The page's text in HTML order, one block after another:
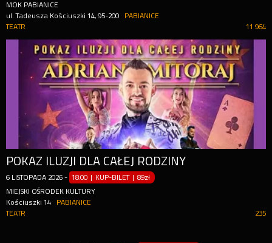
MOK PABIANICE
ul. Tadeusza Kościuszki 14, 95-200
PABIANICE
11 964
TEATR
POKAZ ILUZJI DLA CAŁEJ RODZINY
6 LISTOPADA 2026 - 18:00 | KUP-BILET |89zł
MIEJSKI OŚRODEK KULTURY
Kościuszki 14
PABIANICE
235
TEATR